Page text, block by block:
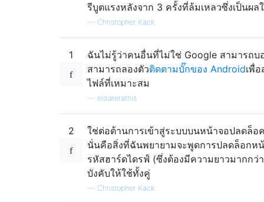
รีบูตแรงหลังจาก 3 ครั้งที่ล้มเหลวซึ่งเป็นผ
— Christopher Käck
1
ฉันไม่รู้ว่าคนอื่นที่ไม่ใช่ Google สามารถบ
สามารถลองตัวติดตามบั๊กของ Androidเพื่
ไฟล์ที่เหมาะสม
eldarerathis
2
ใช่ต่อต้านการเข้าสู่ระบบบนหน้าจอปลดล็
นั่นคือสิ่งที่ฉันพยายามจะพูดการปลดล็อกหน้
รหัสฮาร์ดไดรฟ์ (ซึ่งต้องมีความยาวมากกว่
บังคับให้ใช้ทั้งคู่
— Christopher Käck